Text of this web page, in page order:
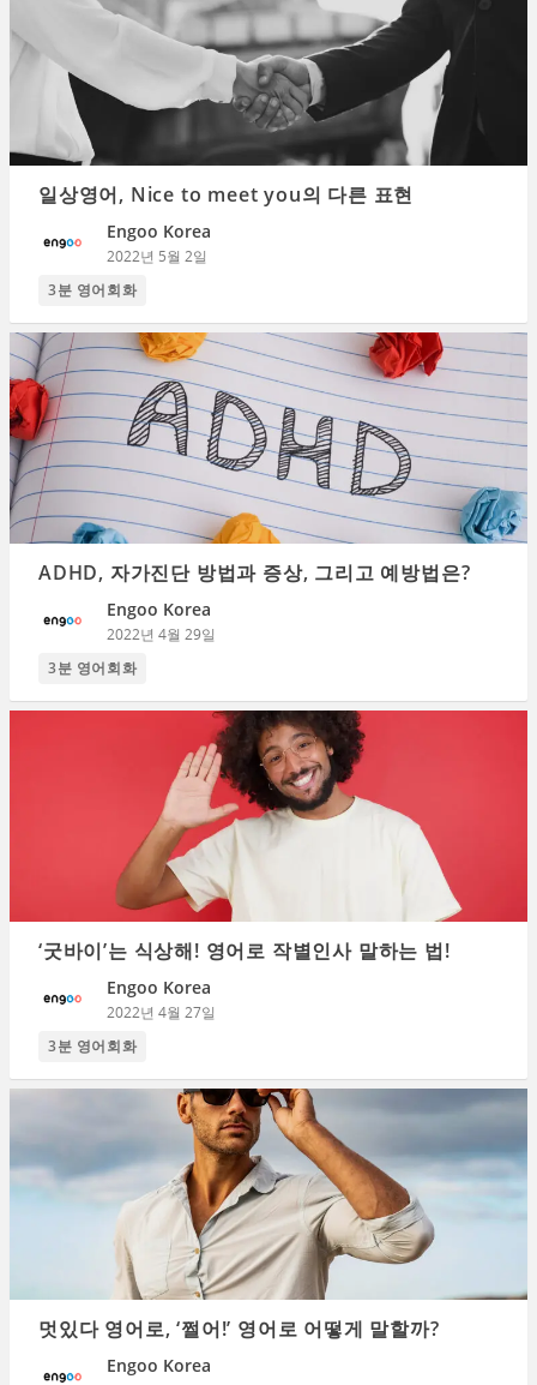
일상영어, Nice to meet you의 다른 표현
Engoo Korea
2022년 5월 2일
3분 영어회화
ADHD, 자가진단 방법과 증상, 그리고 예방법은?
Engoo Korea
2022년 4월 29일
3분 영어회화
‘굿바이’는 식상해! 영어로 작별인사 말하는 법!
Engoo Korea
2022년 4월 27일
3분 영어회화
멋있다 영어로, ‘쩔어!’ 영어로 어떻게 말할까?
Engoo Korea